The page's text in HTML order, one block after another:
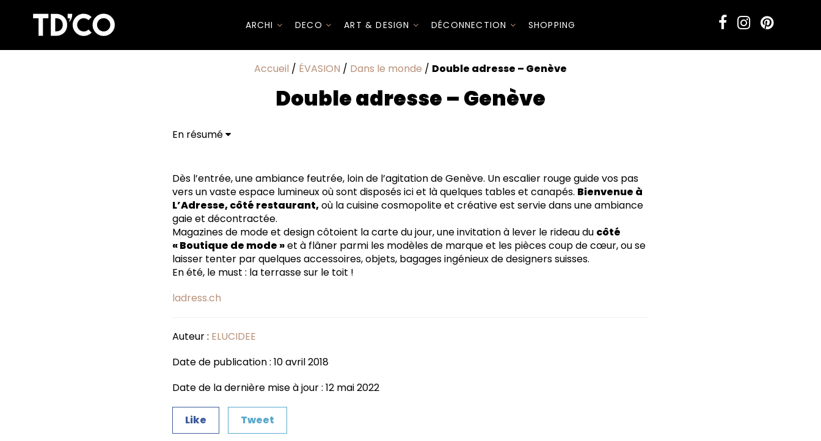
ARCHI DECO ART & DESIGN DÉCONNECTION SHOPPING
Accueil / ÉVASION / Dans le monde / Double adresse – Genève
Double adresse – Genève
En résumé
Dès l’entrée, une ambiance feutrée, loin de l’agitation de Genève. Un escalier rouge guide vos pas
vers un vaste espace lumineux où sont disposés ici et là quelques tables et canapés. Bienvenue à
L’Adresse, côté restaurant,où la cuisine cosmopolite et créative est servie dans une ambiance
gaie et décontractée.
Magazines de mode et design côtoient la carte du jour, une invitation à lever le rideau du côté
« Boutique de mode »et à flâner parmi les modèles de marque et les pièces coup de cœur, ou se
laisser tenter par quelques accessoires, objets, bagages ingénieux de designers suisses.
En été, le must : la terrasse sur le toit !
ladress.ch
Auteur : ELUCIDEE
Date de publication : 10 avril 2018
Date de la dernière mise à jour : 12 mai 2022
Like Tweet